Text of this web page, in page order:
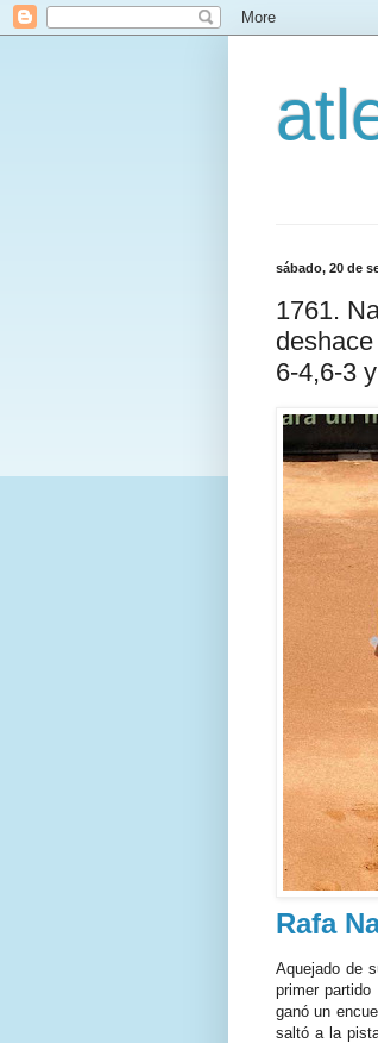
sábado, 20 de
1761.
6-4,6-3
Rafa
Aquejado de
primer
ganó un
saltó a la